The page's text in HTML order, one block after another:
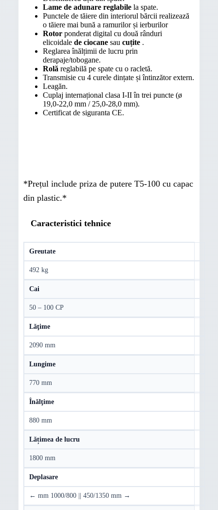
Lame de adunare reglabile la spate.
Punctele de tăiere din interiorul bărcii realizează
o tăiere mai bună a ramurilor și ierburilor
Rotor ponderat digital cu două rânduri
elicoidale de ciocane sau cuțite .
Reglarea înălțimii de lucru prin
derapaje/tobogane.
Rolă reglabilă pe spate cu o racletă.
Transmisie cu 4 curele dințate și întinzător extern.
Leagăn.
Cuplaj internațional clasa I-II în trei puncte (ø
19,0-22,0 mm / 25,0-28,0 mm).
Certificat de siguranta CE.
*Prețul include priza de putere T5-100 cu capac
din plastic.*
Caracteristici tehnice
Greutate
492 kg
Cai
50 – 100 CP
Lăţime
2090 mm
Lungime
770 mm
Înălţime
880 mm
Lățimea de lucru
1800 mm
Deplasare
← mm 1000/800 || 450/1350 mm →